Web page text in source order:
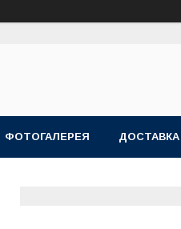
ФОТОГАЛЕРЕЯ